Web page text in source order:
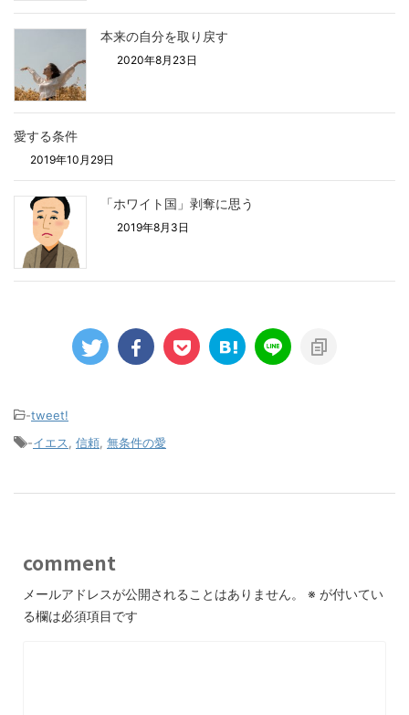
本来の自分を取り戻す
2020年8月23日
愛する条件
2019年10月29日
「ホワイト国」剥奪に思う
2019年8月3日
-tweet!
-イエス 信頼 無条件の愛
comment
メールアドレスが公開されることはありません。 ※ が付いてい
る欄は必須項目です